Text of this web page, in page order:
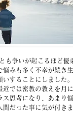
も争いが起こるほど優
悩みも多く不幸が続き生
いすることにしました。
近では密教の教えを月に
ス思考になり、あまり悩
間だった事に気が付きま